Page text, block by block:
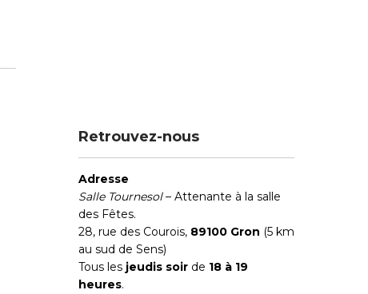
Retrouvez-nous
Adresse
Salle Tournesol– Attenante à la salle
des Fêtes.
28, rue des Courois, 89100 Gron (5 km
au sud de Sens)
Tous les jeudis soir de 18 à 19
heures.